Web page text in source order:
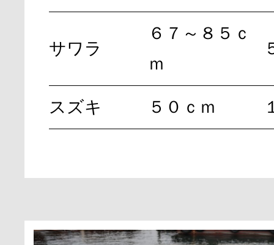
サワラ
６７～８５ｃ
ｍ
スズキ ５０ｃｍ